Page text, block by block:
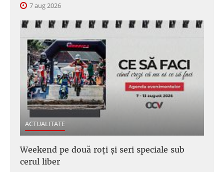
7 aug 2026
ACTUALITATE
Weekend pe două roți și seri speciale sub
cerul liber